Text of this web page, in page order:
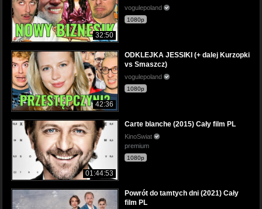
32:50
vogulepoland
1080p
42:36
ODKLEJKA JESSIKI (+ dalej Kurzopki
vs Smaszcz)
vogulepoland
1080p
01:44:53
Carte blanche (2015) Cały film PL
KinoSwiat
premium
1080p
Powrót do tamtych dni (2021) Cały
film PL